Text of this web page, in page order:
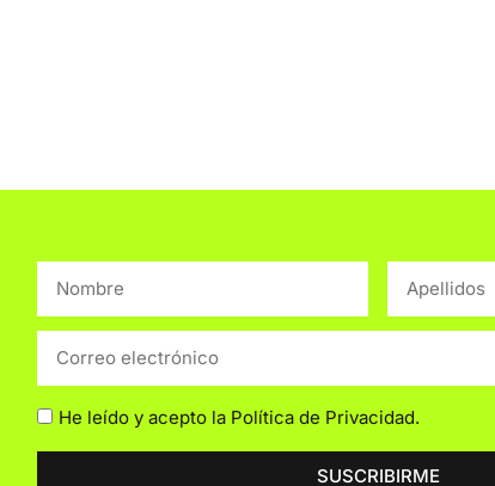
He leído y acepto la Política de Privacidad.
SUSCRIBIRME